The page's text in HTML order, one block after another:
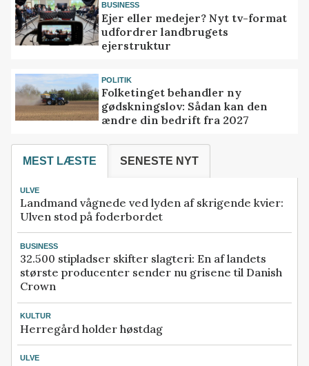
BUSINESS
Ejer eller medejer? Nyt tv-format
udfordrer landbrugets
ejerstruktur
POLITIK
Folketinget behandler ny
gødskningslov: Sådan kan den
ændre din bedrift fra 2027
MEST LÆSTE SENESTE NYT
ULVE
Landmand vågnede ved lyden af skrigende kvier:
Ulven stod på foderbordet
BUSINESS
32.500 stipladser skifter slagteri: En af landets
største producenter sender nu grisene til Danish
Crown
KULTUR
Herregård holder høstdag
ULVE